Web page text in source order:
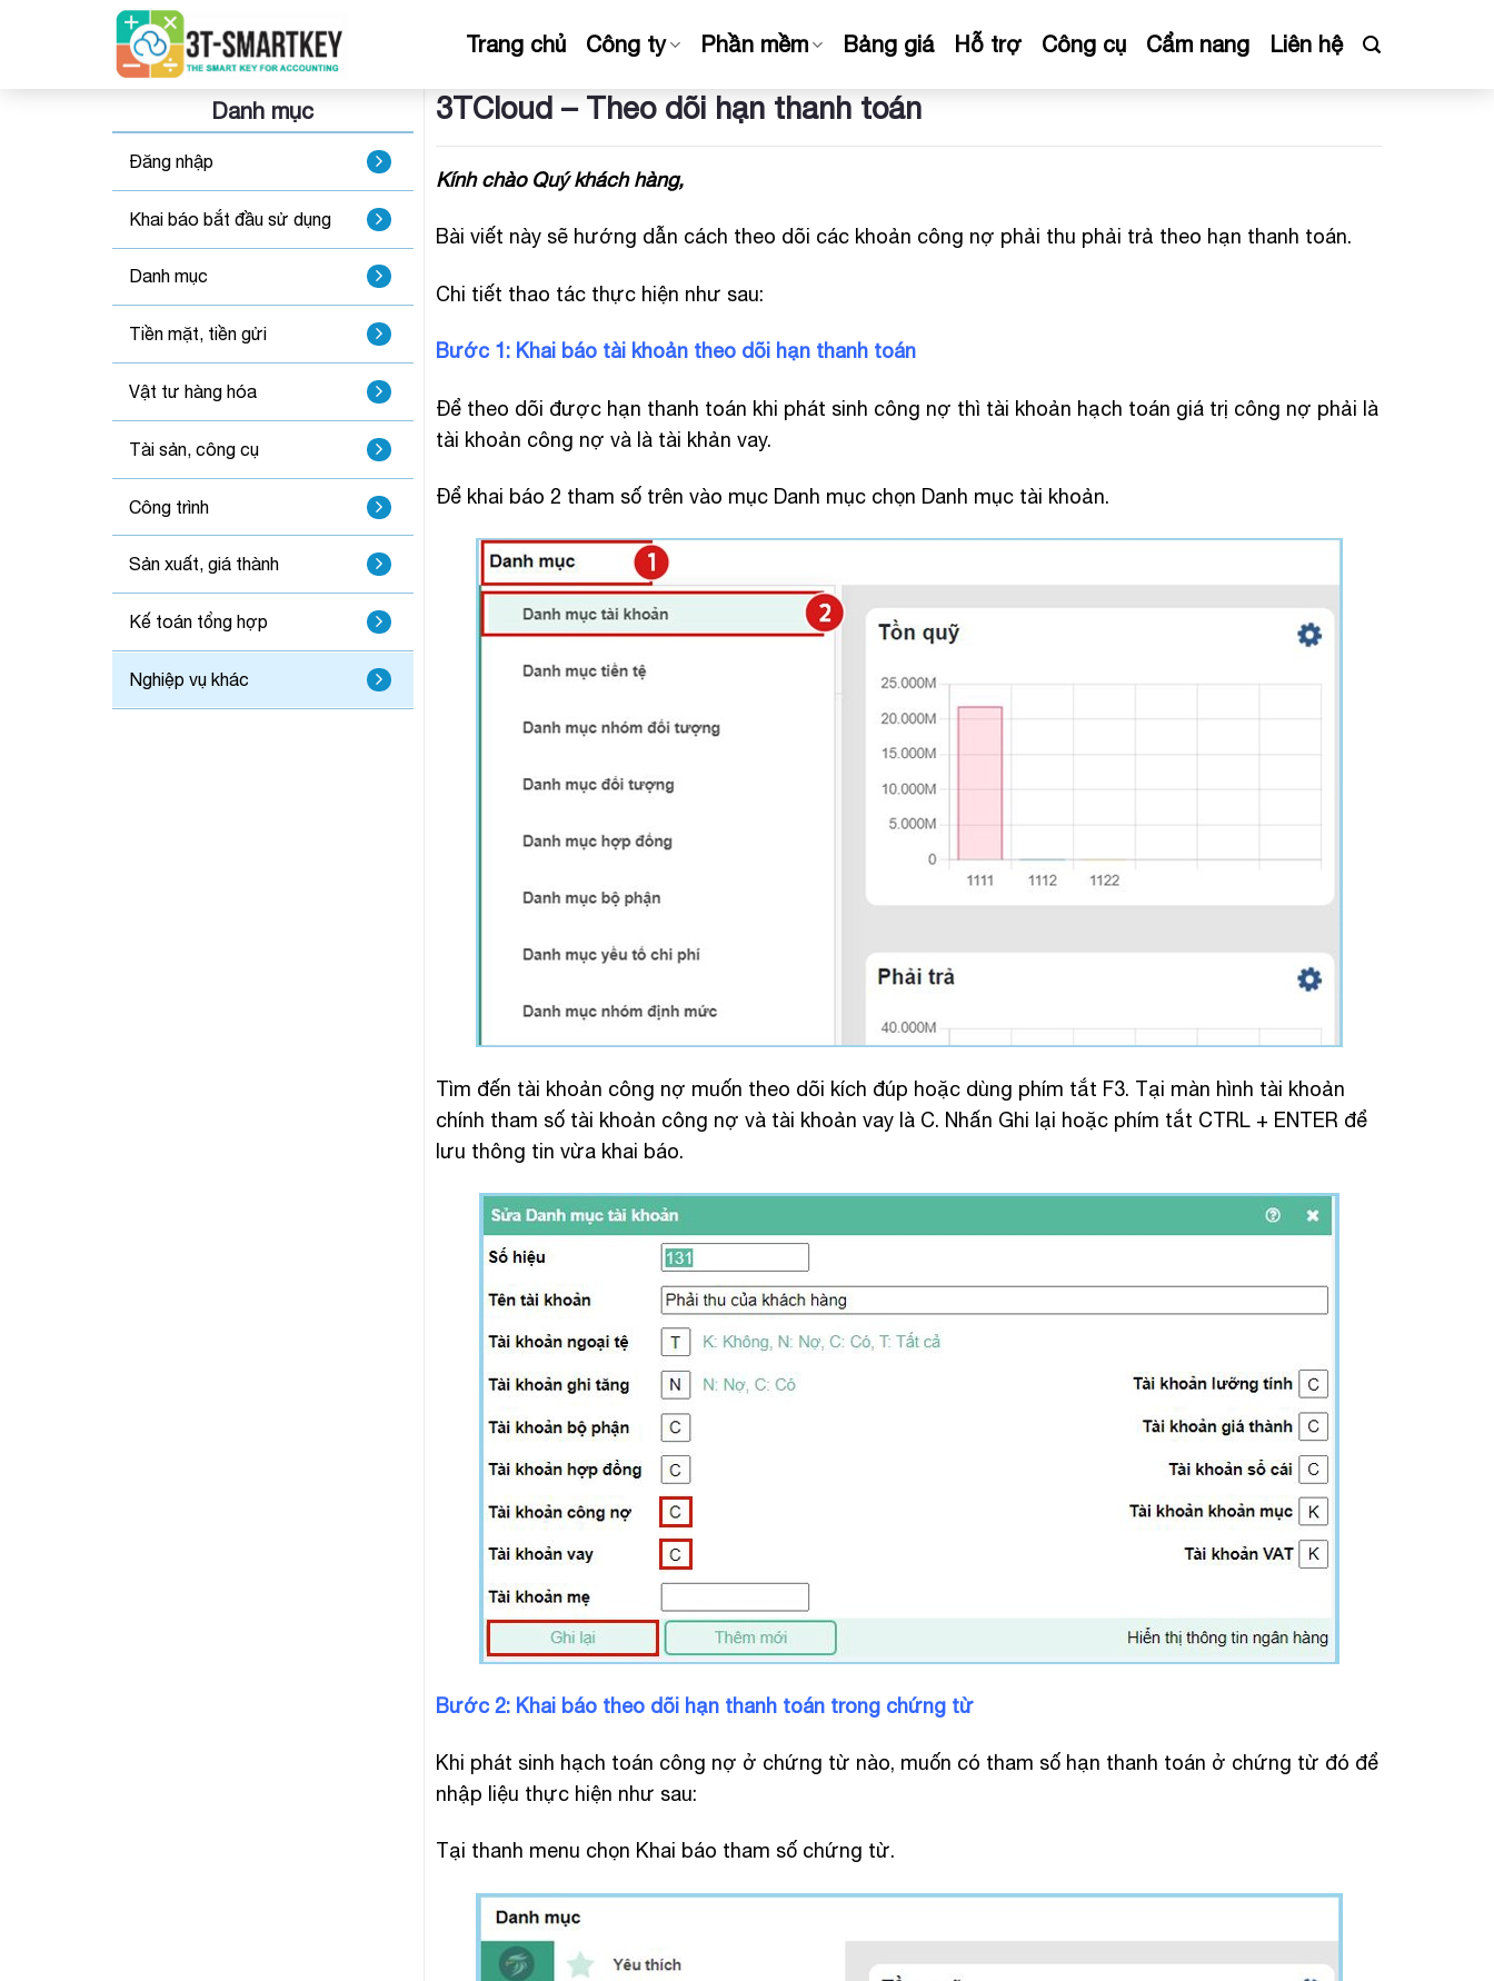
dung
Trang chủ Công ty Phần mềm Bảng giá Hỗ trợ Công cụ Cẩm nang Liên hệ
Danh mục
Đăng nhập
Khai báo bắt đầu sử dụng
Danh mục
Tiền mặt, tiền gửi
Vật tư hàng hóa
Tài sản, công cụ
Công trình
Sản xuất, giá thành
Kế toán tổng hợp
Nghiệp vụ khác
3TCloud – Theo dõi hạn thanh toán
Kính chào Quý khách hàng,
Bài viết này sẽ hướng dẫn cách theo dõi các khoản công nợ phải thu phải trả theo hạn thanh toán.
Chi tiết thao tác thực hiện như sau:
Bước 1: Khai báo tài khoản theo dõi hạn thanh toán
Để theo dõi được hạn thanh toán khi phát sinh công nợ thì tài khoản hạch toán giá trị công nợ phải là
tài khoản công nợ và là tài khản vay.
Để khai báo 2 tham số trên vào mục Danh mục chọn Danh mục tài khoản.
Tìm đến tài khoản công nợ muốn theo dõi kích đúp hoặc dùng phím tắt F3. Tại màn hình tài khoản
chính tham số tài khoản công nợ và tài khoản vay là C. Nhấn Ghi lại hoặc phím tắt CTRL + ENTER để
lưu thông tin vừa khai báo.
Bước 2: Khai báo theo dõi hạn thanh toán trong chứng từ
Khi phát sinh hạch toán công nợ ở chứng từ nào, muốn có tham số hạn thanh toán ở chứng từ đó để
nhập liệu thực hiện như sau:
Tại thanh menu chọn Khai báo tham số chứng từ.